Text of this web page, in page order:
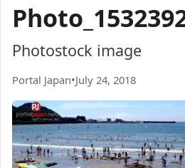
Photostock image
Portal Japan•July 24, 2018